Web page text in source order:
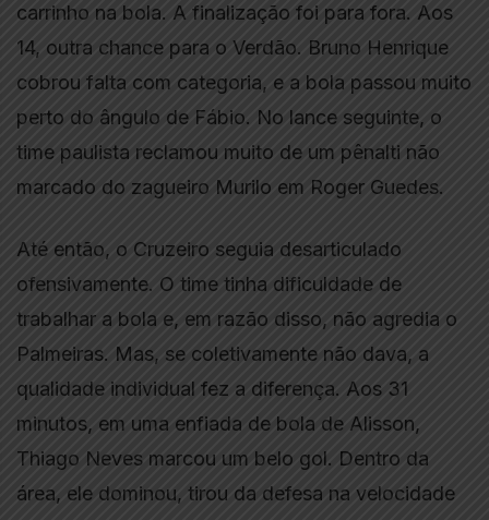
carrinho na bola. A finalização foi para fora. Aos
14, outra chance para o Verdão. Bruno Henrique
cobrou falta com categoria, e a bola passou muito
perto do ângulo de Fábio. No lance seguinte, o
time paulista reclamou muito de um pênalti não
marcado do zagueiro Murilo em Roger Guedes.
Até então, o Cruzeiro seguia desarticulado
ofensivamente. O time tinha dificuldade de
trabalhar a bola e, em razão disso, não agredia o
Palmeiras. Mas, se coletivamente não dava, a
qualidade individual fez a diferença. Aos 31
minutos, em uma enfiada de bola de Alisson,
Thiago Neves marcou um belo gol. Dentro da
área, ele dominou, tirou da defesa na velocidade